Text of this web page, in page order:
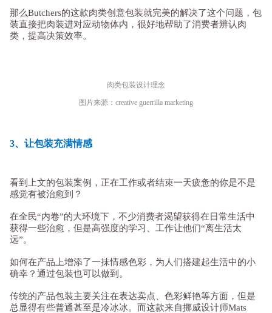
那么Butchers的这款肉类创意包装就完美的解决了这个问题，包
装直接把肉装进对应动物体内，很好地帮助了消费者辨认肉
类，提高决策效率。
肉类包装设计理念
图片来源：creative guerrilla marketing
3、让包装充满情感
看到上文的包装案例，正在工作或者结束一天疲惫的你是不是
感觉有被治愈到？
在全民“内卷”的大环境下，不少消费者渴望获得在日常生活中
获得一些治愈，但是高强度的学习、工作让他们“离生活太
远”。
如何在产品上增添了一抹情感色彩，为人们搭建起生活中的小
确幸？通过包装也可以做到。
传统的产品包装主要关注在表达卖点、色彩鲜艳等方面，但是
总显得有些普通甚至是冷冰冰。而这款来自挪威设计师Mats